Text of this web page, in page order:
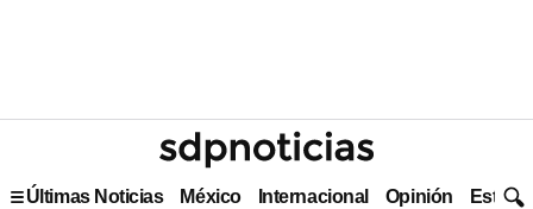
Últimas Noticias México Internacional Opinión Estilo